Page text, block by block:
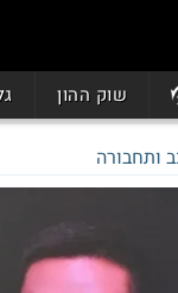
שוק ההון
ותחבורה